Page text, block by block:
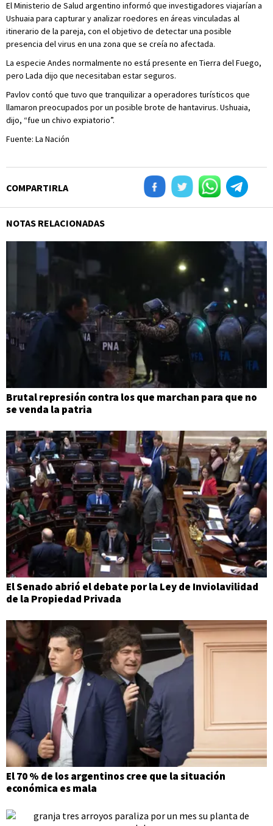
El Ministerio de Salud argentino informó que investigadores viajarían a
Ushuaia para capturar y analizar roedores en áreas vinculadas al
itinerario de la pareja, con el objetivo de detectar una posible
presencia del virus en una zona que se creía no afectada.
La especie Andes normalmente no está presente en Tierra del Fuego,
pero Lada dijo que necesitaban estar seguros.
Pavlov contó que tuvo que tranquilizar a operadores turísticos que
llamaron preocupados por un posible brote de hantavirus. Ushuaia,
dijo, “fue un chivo expiatorio”.
Fuente: La Nación
COMPARTIRLA
NOTAS RELACIONADAS
Brutal represión contra los que marchan para que no
se venda la patria
El Senado abrió el debate por la Ley de Inviolavilidad
de la Propiedad Privada
El 70 % de los argentinos cree que la situación
económica es mala